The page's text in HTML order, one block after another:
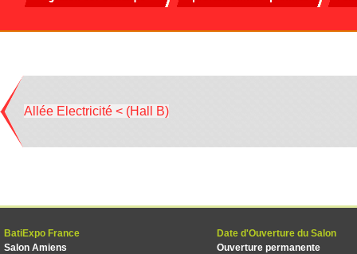
Allée Electricité < (Hall B)
BatiExpo France
Salon Amiens
Date d'Ouverture du Salon
Ouverture permanente